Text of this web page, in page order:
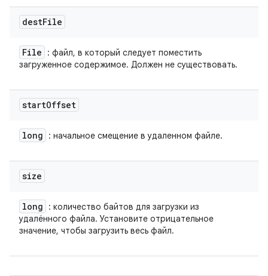
destFile
File
: файл, в который следует поместить
загруженное содержимое. Должен не существовать.
startOffset
long : начальное смещение в удаленном файле.
size
long
: количество байтов для загрузки из
удалённого файла. Установите отрицательное
значение, чтобы загрузить весь файл.